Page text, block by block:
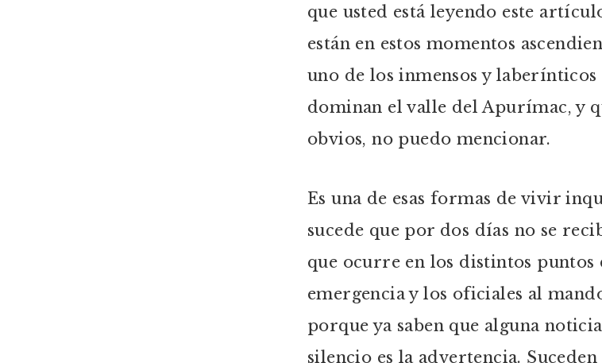
que usted está leyendo este
están en estos momentos
uno de los inmensos y
dominan el valle del Apurímac, y
obvios, no puedo mencionar.
Es una de esas formas de vivir
sucede que por dos días no se
que ocurre en los distintos puntos
emergencia y los oficiales al
porque ya saben que alguna
silencio es la advertencia. Suceden